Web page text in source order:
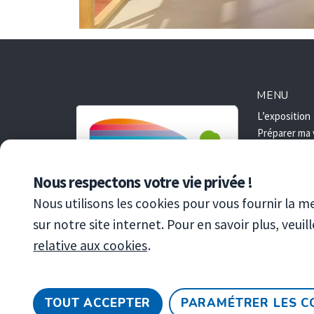
Nous respectons votre vie privée !
Nous utilisons les cookies pour vous fournir la
sur notre site internet. Pour en savoir plus,
relative aux cookies.
TOUT ACCEPTER PARAMÉTRER LES
MENU
L’exposition
Préparer ma
Réservation: